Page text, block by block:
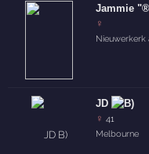
Jammie
♀
Nieuwerkerk
JD
♀ 41
Melbourne